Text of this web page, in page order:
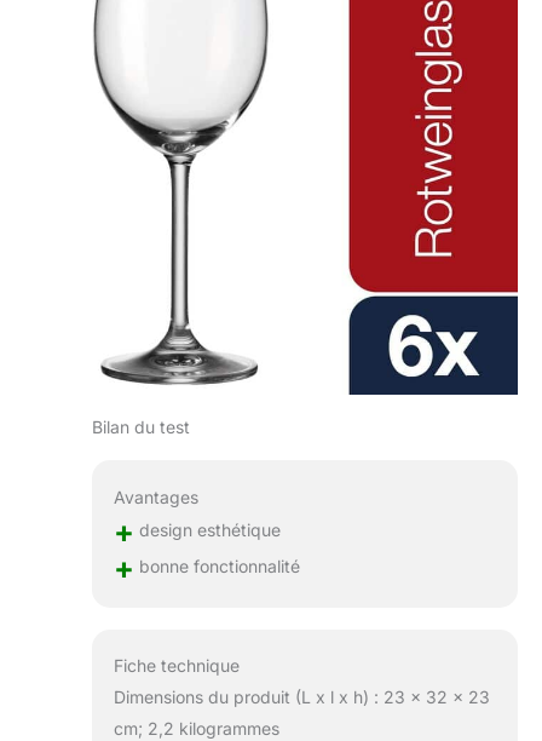
Bilan du test
Avantages
+ design esthétique
+ bonne fonctionnalité
Fiche technique
Dimensions du produit (L x l x h) : 23 x 32 x 23
cm; 2,2 kilogrammes